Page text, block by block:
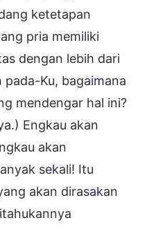
ketetapan
pria memiliki
dengan lebih dari
Ku, bagaimana
mendengar hal ini?
Engkau akan
akan
sekali! Itu
akan dirasakan